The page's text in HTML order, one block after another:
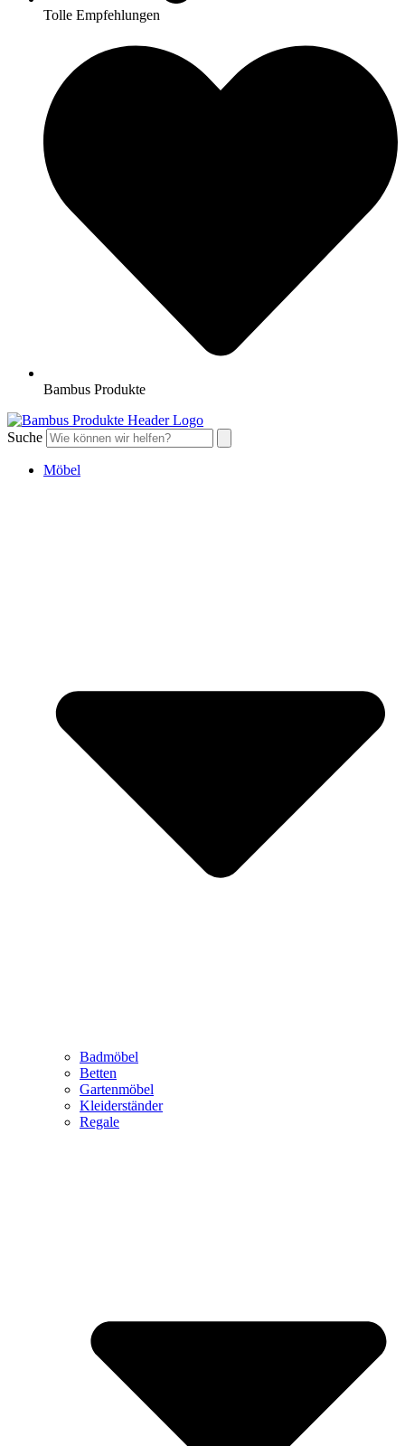
Tolle Empfehlungen
Bambus Produkte
Suche
Möbel
Badmöbel
Betten
Gartenmöbel
Kleiderständer
Regale